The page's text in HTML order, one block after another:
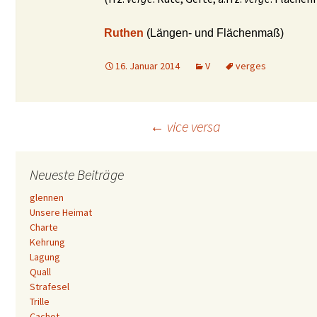
Ruthen (Längen- und Flächenmaß)
16. Januar 2014 V verges
Beitrags-
Navigation
← vice versa
Neueste Beiträge
glennen
Unsere Heimat
Charte
Kehrung
Lagung
Quall
Strafesel
Trille